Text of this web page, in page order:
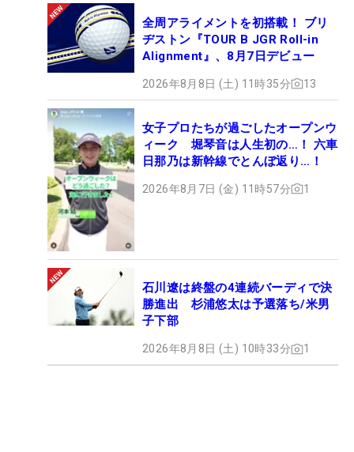
全周アライメントを初搭載！ ブリ
ヂストン『TOUR B JGR Roll-in
Alignment』、8月7日デビュー
2026年8月8日 (土) 11時35分 13
女子プロたちが過ごしたオープンウ
ィーク 堀琴音は人生初の…！ 六車
日那乃は新幹線でとんぼ返り…！
2026年8月7日 (金) 11時57分 1
石川遼は終盤の4連続バーディで決
勝進出 杉浦悠太は予選落ち/米男
子下部
2026年8月8日 (土) 10時33分 1